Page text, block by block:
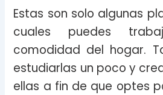
Estas son solo algunas
cuales puedes
comodidad del hogar.
estudiarlas un poco y
ellas a fin de que optes